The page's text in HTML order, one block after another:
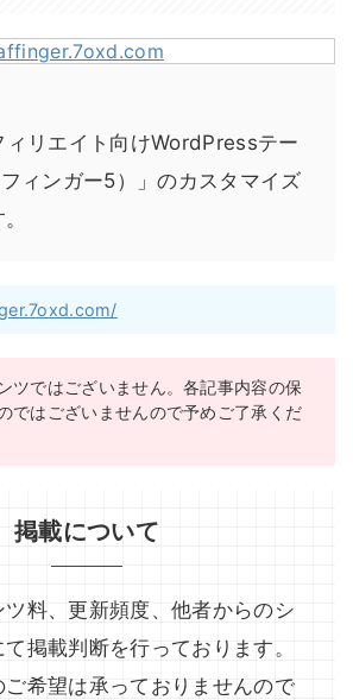
ィリエイト向けWordPressテー
ィンガー5）」のカスタマイズ
ツではございません。各記事内容の保
ではございませんので予めご了承くだ
掲載について
料、更新頻度、他者からのシ
掲載判断を行っております。
ご希望は承っておりませんので